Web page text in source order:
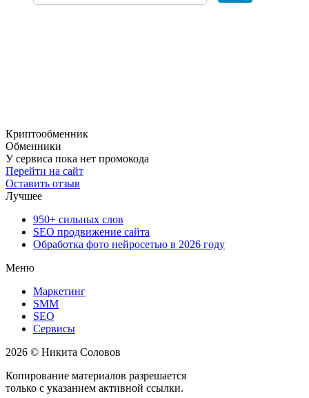
Криптообменник
Обменники
У сервиса пока нет промокода
Перейти на сайт
Оставить отзыв
Лучшее
950+ сильных слов
SEO продвижение сайта
Обработка фото нейросетью в 2026 году
Меню
Маркетинг
SMM
SEO
Сервисы
2026 © Никита Соловов
Копирование материалов разрешается
только с указанием активной ссылки.